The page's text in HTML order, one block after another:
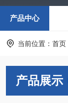
产品中心
当前位置： 首页
产品展示